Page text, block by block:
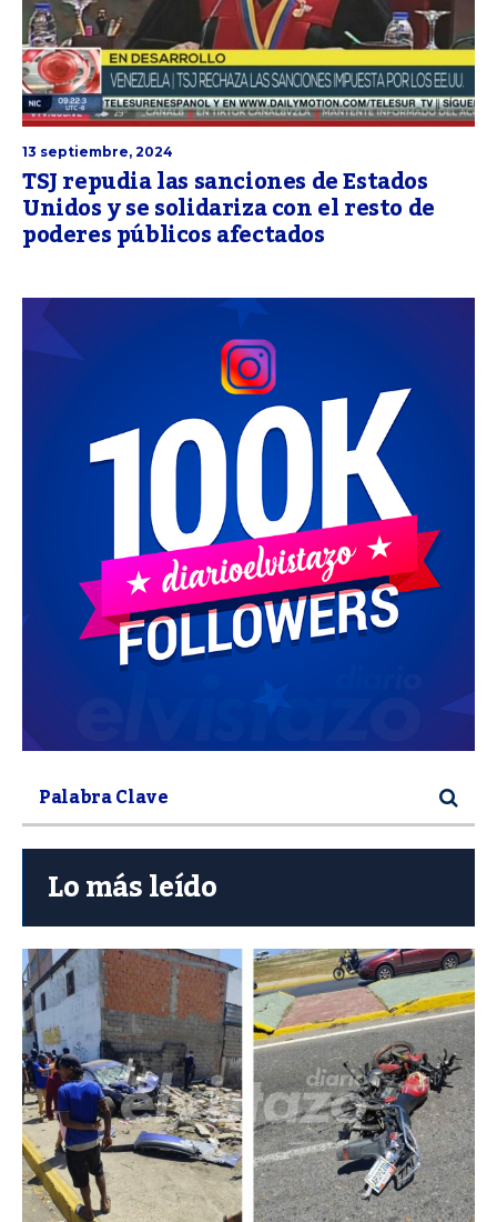
13 septiembre, 2024
TSJ repudia las sanciones de Estados
Unidos y se solidariza con el resto de
poderes públicos afectados
Lo más leído